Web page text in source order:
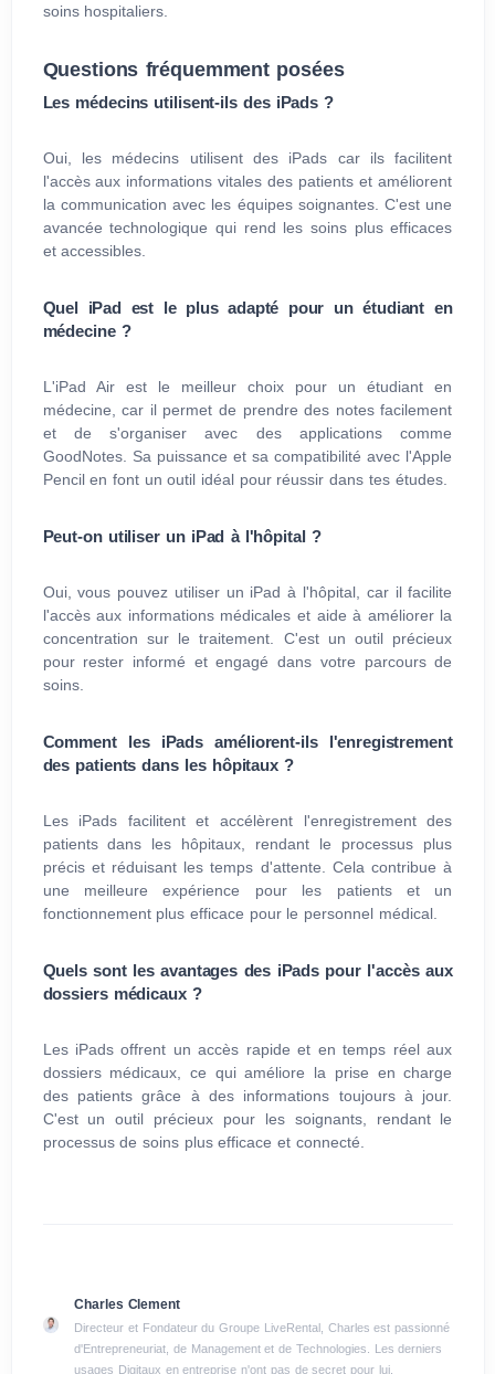
soins hospitaliers.
Questions fréquemment posées
Les médecins utilisent-ils des iPads ?
Oui, les médecins utilisent des iPads car ils facilitent
l'accès aux informations vitales des patients et améliorent
la communication avec les équipes soignantes. C'est une
avancée technologique qui rend les soins plus efficaces
et accessibles.
Quel iPad est le plus adapté pour un étudiant en
médecine ?
L'iPad Air est le meilleur choix pour un étudiant en
médecine, car il permet de prendre des notes facilement
et de s'organiser avec des applications comme
GoodNotes. Sa puissance et sa compatibilité avec l'Apple
Pencil en font un outil idéal pour réussir dans tes études.
Peut-on utiliser un iPad à l'hôpital ?
Oui, vous pouvez utiliser un iPad à l'hôpital, car il facilite
l'accès aux informations médicales et aide à améliorer la
concentration sur le traitement. C'est un outil précieux
pour rester informé et engagé dans votre parcours de
soins.
Comment les iPads améliorent-ils l'enregistrement
des patients dans les hôpitaux ?
Les iPads facilitent et accélèrent l'enregistrement des
patients dans les hôpitaux, rendant le processus plus
précis et réduisant les temps d'attente. Cela contribue à
une meilleure expérience pour les patients et un
fonctionnement plus efficace pour le personnel médical.
Quels sont les avantages des iPads pour l'accès aux
dossiers médicaux ?
Les iPads offrent un accès rapide et en temps réel aux
dossiers médicaux, ce qui améliore la prise en charge
des patients grâce à des informations toujours à jour.
C'est un outil précieux pour les soignants, rendant le
processus de soins plus efficace et connecté.
Charles Clement
Directeur et Fondateur du Groupe LiveRental, Charles est passionné
d'Entrepreneuriat, de Management et de Technologies. Les derniers
usages Digitaux en entreprise n'ont pas de secret pour lui.